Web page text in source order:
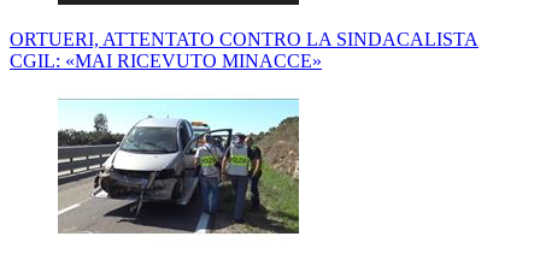
ORTUERI, ATTENTATO CONTRO LA SINDACALISTA
CGIL: «MAI RICEVUTO MINACCE»